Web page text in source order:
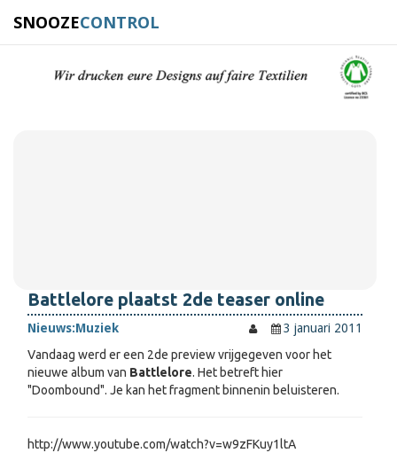
SNOOZECONTROL
Battlelore plaatst 2de teaser online
Nieuws:Muziek
3 januari 2011
Vandaag werd er een 2de preview vrijgegeven voor het
nieuwe album van Battlelore. Het betreft hier
"Doombound". Je kan het fragment binnenin beluisteren.
http://www.youtube.com/watch?v=w9zFKuy1ltA